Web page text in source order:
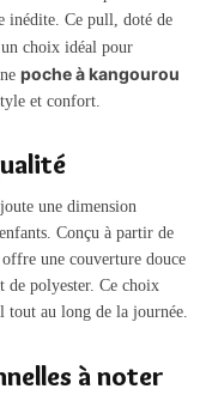
inédite. Ce pull, doté de
un choix idéal pour
poche à kangourou
et confort.
une dimension
Conçu à partir de
une couverture douce
de polyester. Ce choix
tout au long de la journée.
à noter